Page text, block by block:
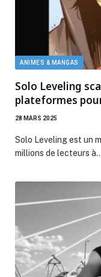
ANIMES & MANGAS
Solo Leveling
plateformes
28 MARS 2025
Solo Leveling est un
millions de lecteurs